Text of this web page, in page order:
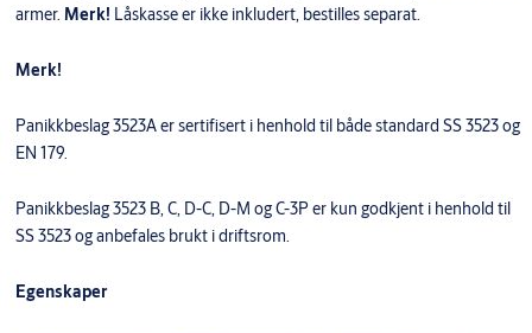
armer. Merk! Låskasse er ikke inkludert, bestilles separat.
Merk!
Panikkbeslag 3523A er sertifisert i henhold til både standard SS 3523 og
EN 179.
Panikkbeslag 3523 B, C, D-C, D-M og C-3P er kun godkjent i henhold til
SS 3523 og anbefales brukt i driftsrom.
Egenskaper